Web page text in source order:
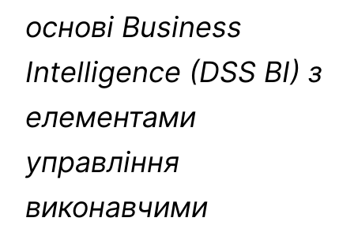
основі Business
Intelligence (DSS BI) з
елементами
управління
виконавчими